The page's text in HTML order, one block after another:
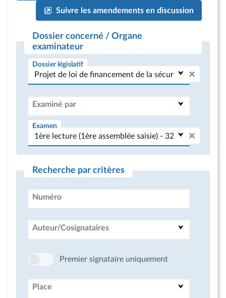
Suivre les amendements en discussion
Dossier concerné / Organe
examinateur
Dossier législatif
Examiné par
Examen
Recherche par critères
Numéro
Auteur/Cosignataires
Premier signataire uniquement
Place